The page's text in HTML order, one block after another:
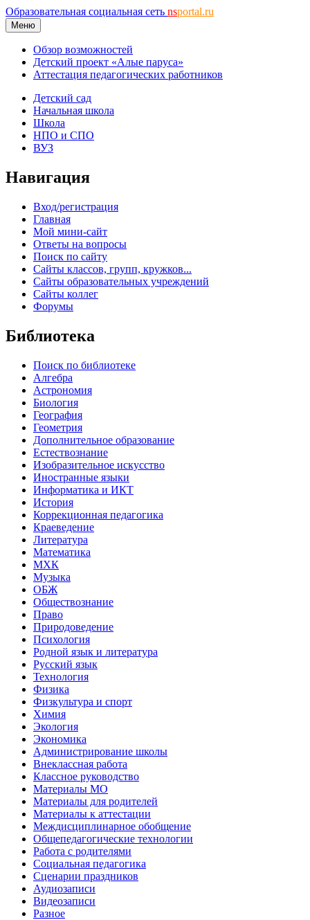
Образовательная социальная сеть nsportal.ru
Меню
Обзор возможностей
Детский проект «Алые паруса»
Аттестация педагогических работников
Детский сад
Начальная школа
Школа
НПО и СПО
ВУЗ
Навигация
Вход/регистрация
Главная
Мой мини-сайт
Ответы на вопросы
Поиск по сайту
Сайты классов, групп, кружков...
Сайты образовательных учреждений
Сайты коллег
Форумы
Библиотека
Поиск по библиотеке
Алгебра
Астрономия
Биология
География
Геометрия
Дополнительное образование
Естествознание
Изобразительное искусство
Иностранные языки
Информатика и ИКТ
История
Коррекционная педагогика
Краеведение
Литература
Математика
МХК
Музыка
ОБЖ
Обществознание
Право
Природоведение
Психология
Родной язык и литература
Русский язык
Технология
Физика
Физкультура и спорт
Химия
Экология
Экономика
Администрирование школы
Внеклассная работа
Классное руководство
Материалы МО
Материалы для родителей
Материалы к аттестации
Междисциплинарное обобщение
Общепедагогические технологии
Работа с родителями
Социальная педагогика
Сценарии праздников
Аудиозаписи
Видеозаписи
Разное